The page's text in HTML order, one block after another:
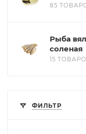
85
Рыба
соленая
15
ФИЛЬТР